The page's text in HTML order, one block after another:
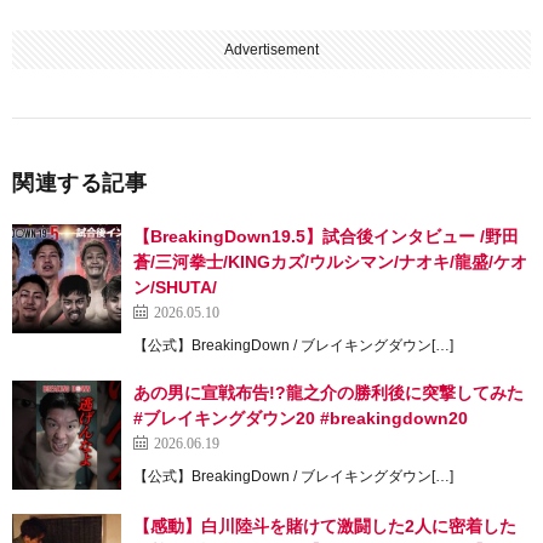
Advertisement
関連する記事
【BreakingDown19.5】試合後インタビュー /野田
蒼/三河拳士/KINGカズ/ウルシマン/ナオキ/龍盛/ケオ
ン/SHUTA/
2026.05.10
【公式】BreakingDown / ブレイキングダウン[…]
あの男に宣戦布告!?龍之介の勝利後に突撃してみた
#ブレイキングダウン20 #breakingdown20
2026.06.19
【公式】BreakingDown / ブレイキングダウン[…]
【感動】白川陸斗を賭けて激闘した2人に密着した